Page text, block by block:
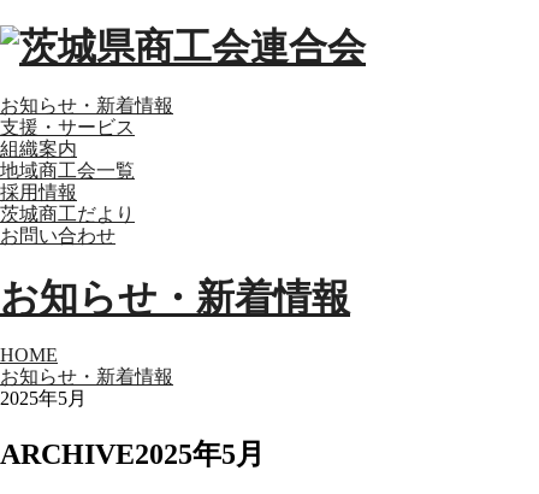
お知らせ・新着情報
支援・サービス
組織案内
地域商工会一覧
採用情報
茨城商工だより
お問い合わせ
お知らせ・新着情報
HOME
お知らせ・新着情報
2025年5月
ARCHIVE2025年5月